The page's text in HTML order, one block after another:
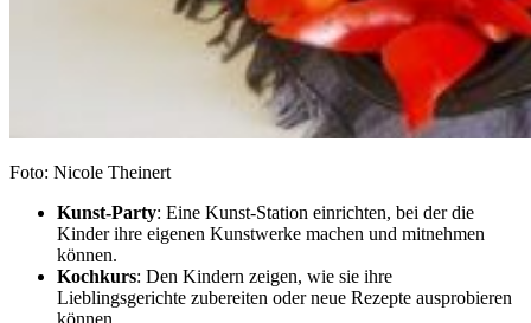
Foto: Nicole Theinert
Kunst-Party: Eine Kunst-Station einrichten, bei der die
Kinder ihre eigenen Kunstwerke machen und mitnehmen
können.
Kochkurs: Den Kindern zeigen, wie sie ihre
Lieblingsgerichte zubereiten oder neue Rezepte ausprobieren